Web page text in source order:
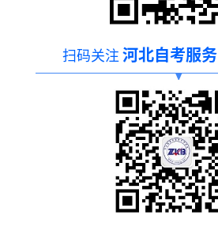
扫码关注 河北自考服务